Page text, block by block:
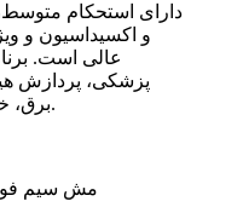
دارای استحکام
و اکسیداسیون و
عالی است.
پزشکی، پردازش
برق، خودرو و پردازش شیمیایی.